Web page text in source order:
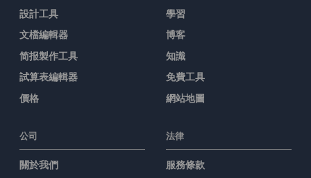
設計工具
文檔編輯器
简报製作工具
試算表編輯器
價格
學習
博客
知識
免費工具
網站地圖
公司
關於我們
法律
服務條款